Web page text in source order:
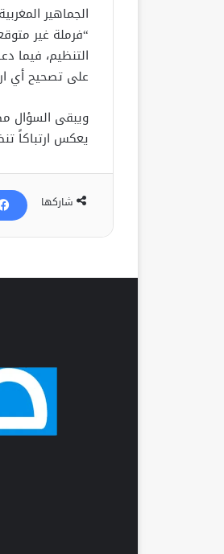
الجماهير
“فرملة غير
التنظيم، فيما
على تصحيح أي
ويبقى السؤال
يعكس ارتباكاً
شاركها